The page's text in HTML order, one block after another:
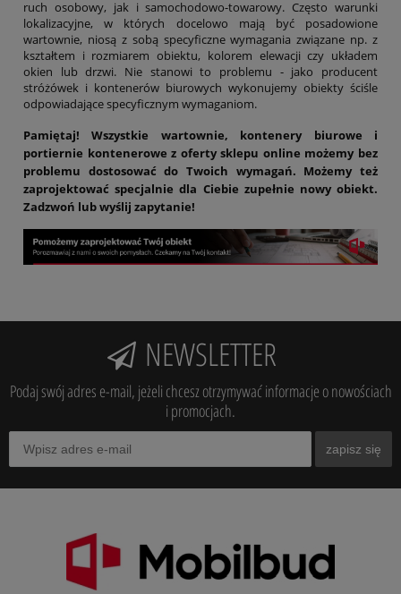
ruch osobowy, jak i samochodowo-towarowy. Często warunki
lokalizacyjne, w których docelowo mają być posadowione
wartownie, niosą z sobą specyficzne wymagania związane np. z
kształtem i rozmiarem obiektu, kolorem elewacji czy układem
okien lub drzwi. Nie stanowi to problemu - jako producent
stróżówek i kontenerów biurowych wykonujemy obiekty ściśle
odpowiadające specyficznym wymaganiom.
Pamiętaj! Wszystkie wartownie, kontenery biurowe i
portiernie kontenerowe z oferty sklepu online możemy bez
problemu dostosować do Twoich wymagań. Możemy też
zaprojektować specjalnie dla Ciebie zupełnie nowy obiekt.
Zadzwoń lub wyślij zapytanie!
NEWSLETTER
Podaj swój adres e-mail, jeżeli chcesz otrzymywać informacje o nowościach
i promocjach.
zapisz się